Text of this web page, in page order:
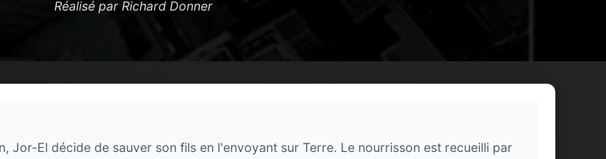
Réalisé par Richard Donner
Jor-El décide de sauver son fils en l'envoyant sur Terre. Le nourrisson est recueilli par